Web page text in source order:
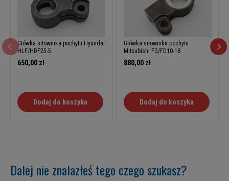
Główka siłownika pochyłu Hyundai
HLF/HDF25-5
650,00 zł
Dodaj do koszyka
Główka siłownika pochyłu
Mitsubishi FG/FD10-18
880,00 zł
Dodaj do koszyka
Dalej nie znalazłeś tego czego szukasz?